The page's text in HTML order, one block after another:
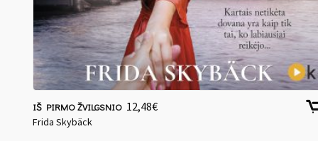
IŠ PIRMO ŽVILGSNIO 12,48€
Frida Skybäck